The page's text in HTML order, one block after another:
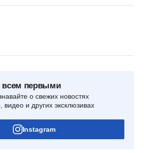
всем первыми
о свежих новостях
видео и других эксклюзивах
Instagram